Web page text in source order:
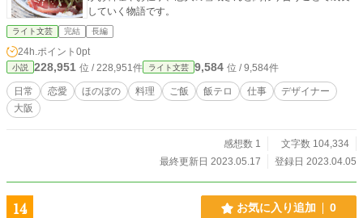
していく物語です。
ライト文芸 完結 長編
24h.ポイント 0pt
小説 228,951 位 / 228,951件 ライト文芸 9,584 位 / 9,584件
日常 恋愛 ほのぼの 料理 ご飯 飯テロ 仕事
デザイナー
大阪
感想数 1
文字数 104,334
最終更新日 2023.05.17
登録日 2023.04.05
14 お気に入り追加 0